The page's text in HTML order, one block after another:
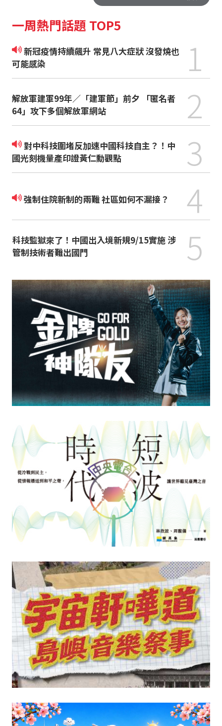
一周熱門話題 TOP5
新冠疫情持續飆升 常見八大症狀 沒發燒也
可能感染
1
解放軍建軍99年／「建軍節」前夕 「匿名者
64」攻下多個解放軍網站
2
對中科技圍堵反加速中國科技自主？！中
國光刻機量產印證黃仁勳觀點
3
強制住院新制的兩難 社區如何不漏接？ 4
科技監獄來了！中國出入境新規9/15實施 涉
管制技術者難出國門
5